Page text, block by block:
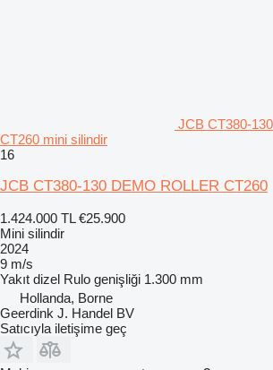
JCB CT380-
CT260 mini silindir
16
JCB CT380-130 DEMO ROLLER CT260
1.424.000 TL €25.900
Mini silindir
2024
9 m/s
Yakıt dizel Rulo genişliği 1.300 mm
Hollanda, Borne
Geerdink J. Handel BV
Satıcıyla iletişime geç